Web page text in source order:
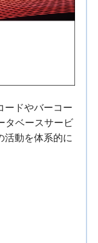
ードやバーコー
タベースサービ
活動を体系的に